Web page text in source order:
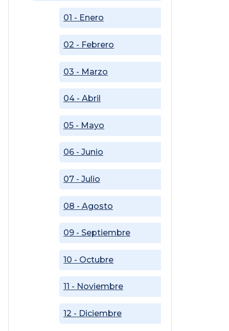
01 - Enero
02 - Febrero
03 - Marzo
04 - Abril
05 - Mayo
06 - Junio
07 - Julio
08 - Agosto
09 - Septiembre
10 - Octubre
11 - Noviembre
12 - Diciembre